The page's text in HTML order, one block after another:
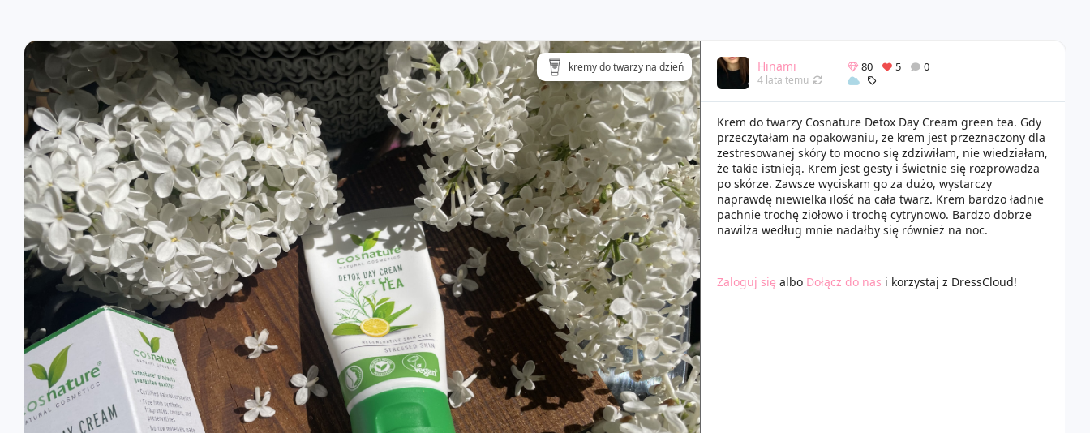
kremy do twarzy na dzień Hinami
4 lata temu
80 5 0
Krem do twarzy Cosnature Detox Day Cream green tea. Gdy
przeczytałam na opakowaniu, ze krem jest przeznaczony dla
zestresowanej skóry to mocno się zdziwiłam, nie wiedziałam,
że takie istnieją. Krem jest gesty i świetnie się rozprowadza
po skórze. Zawsze wyciskam go za dużo, wystarczy
naprawdę niewielka ilość na cała twarz. Krem bardzo ładnie
pachnie trochę ziołowo i trochę cytrynowo. Bardzo dobrze
nawilża według mnie nadałby się również na noc.
Zaloguj się albo Dołącz do nas i korzystaj z DressCloud!